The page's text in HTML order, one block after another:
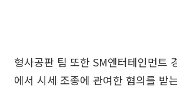
형사공판 팀 또한 SM엔터테인먼트
에서 시세 조종에 관여한 혐의를 받